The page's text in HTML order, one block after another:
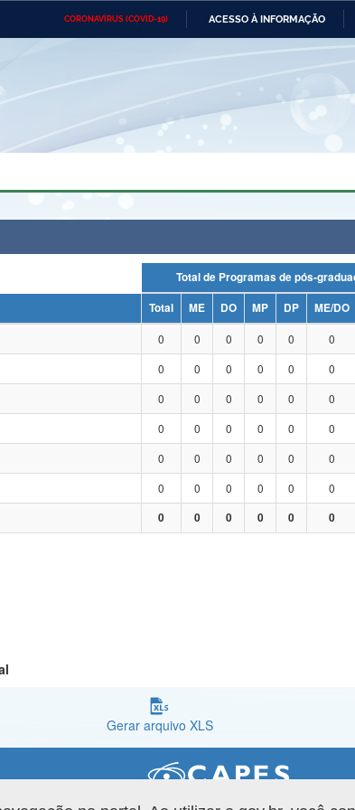
CORONAVÍRUS (COVID-19) ACESSO À INFORMAÇÃO
Ministério das Relações
do Desenvolvimento
e
Geral da União Banco Central do Brasil
Total de Programas de pós-
Total ME DO MP DP ME/DO
0 0 0 0 0 0
0 0 0 0 0 0
0 0 0 0 0 0
0 0 0 0 0 0
0 0 0 0 0 0
0 0 0 0 0 0
0 0 0 0 0 0
Gerar arquivo XLS